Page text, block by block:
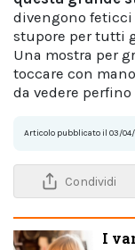
divengono feticci
stupore per tutti
Una mostra per
toccare con
da vedere
Articolo pubblicato il 03/04/
Condividi
I